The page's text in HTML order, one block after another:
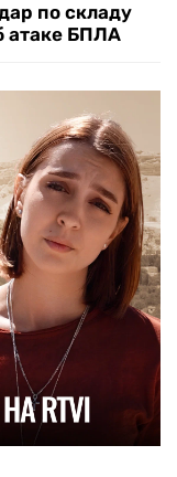
по складу
атаке БПЛА